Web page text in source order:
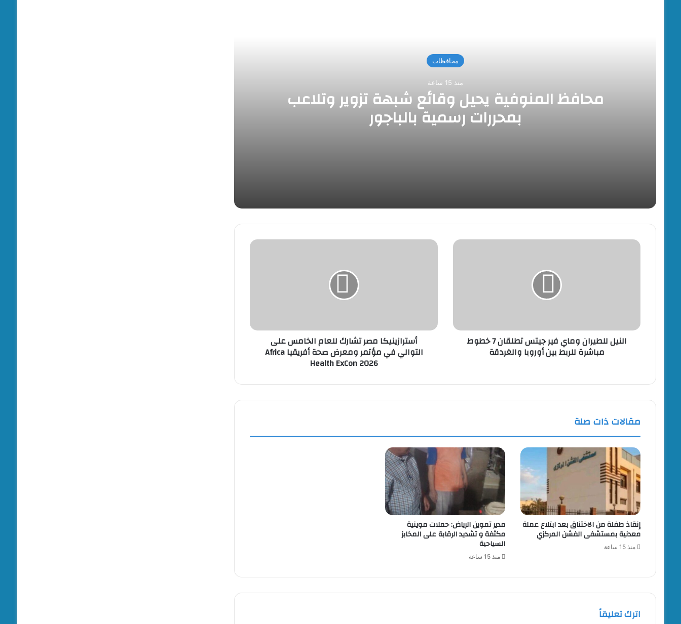
محافظات
منذ 15 ساعة
محافظ المنوفية يحيل وقائع شبهة تزوير وتلاعب
بمحررات رسمية بالباجور
ضبط دواجن مذبوحة خارج المجزر و30 كجم هياكل دواجن مجهولة المصدر ببيلا
النيل
مباشرة
للربط
النيل للطيران وماي فير جيتس تطلقان 7 خطوط
مباشرة للربط بين أوروبا والغردقة
أسترازينيكا
مؤتمر
ومعرضأسترازينيكا مصر تشارك للعام الخامس على
التوالي في مؤتمر ومعرض صحة أفريقيا Africa
Health ExCon 2026
مقالات ذات صلة
إنقاذ طفلة من الاختناق بعد ابتلاع عملة
معدنية بمستشفى الفشن المركزي
منذ 15 ساعة
مدير تموين الرياض: حملات موينية
مكثفة و تشديد الرقابة على المخابز
السياحية
منذ 15 ساعة
اترك تعليقاً